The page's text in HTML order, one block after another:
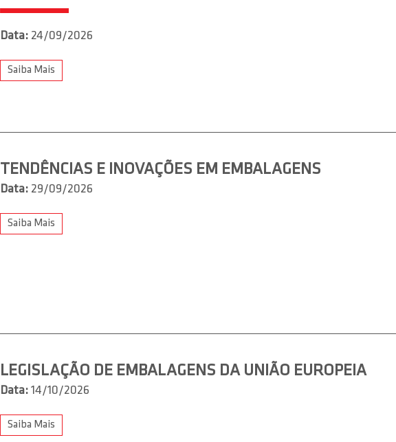
Data: 24/09/2026
Saiba Mais
TENDÊNCIAS E INOVAÇÕES EM EMBALAGENS
Data: 29/09/2026
Saiba Mais
LEGISLAÇÃO DE EMBALAGENS DA UNIÃO EUROPEIA
Data: 14/10/2026
Saiba Mais